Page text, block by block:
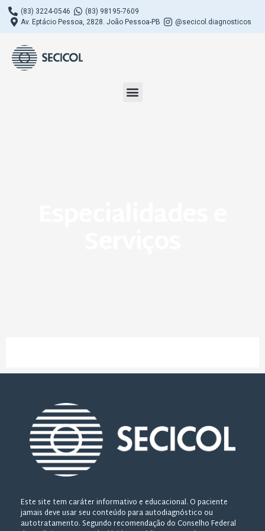
(83) 3224-0546
(83) 98195-7609
Av. Eptácio Pessoa, 2828. João Pessoa-PB
@secicol.diagnosticos
Este site tem caráter informativo e educacional. O paciente
jamais deve usar seu conteúdo para autodiagnóstico ou
autotratamento. Segundo recomendação do Conselho Federal